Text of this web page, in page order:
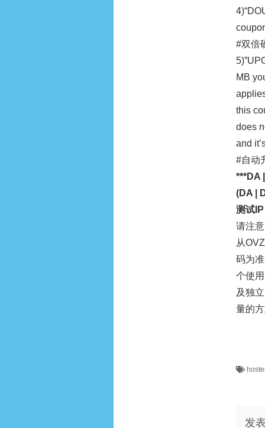
#双倍
MB
this
does
and
#自动
***DA
(DA |
测试
请注
从
码为
个使
及独
量的
发